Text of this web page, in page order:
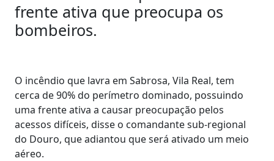
frente ativa que preocupa os
bombeiros.
O incêndio que lavra em Sabrosa, Vila Real, tem
cerca de 90% do perímetro dominado, possuindo
uma frente ativa a causar preocupação pelos
acessos difíceis, disse o comandante sub-regional
do Douro, que adiantou que será ativado um meio
aéreo.